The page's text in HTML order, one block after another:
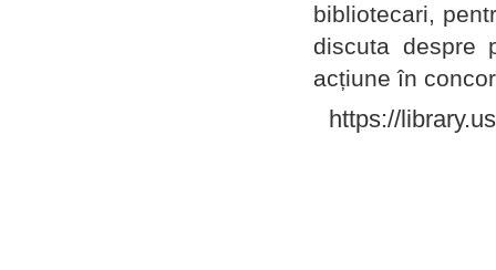
bibliotecari,
discuta despre
acțiune în
https://